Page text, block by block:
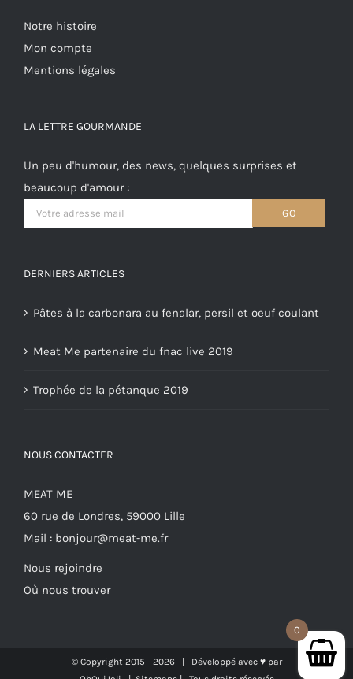
Notre histoire
Mon compte
Mentions légales
LA LETTRE GOURMANDE
Un peu d'humour, des news, quelques surprises et
beaucoup d'amour :
DERNIERS ARTICLES
Pâtes à la carbonara au fenalar, persil et oeuf coulant
Meat Me partenaire du fnac live 2019
Trophée de la pétanque 2019
NOUS CONTACTER
MEAT ME
60 rue de Londres, 59000 Lille
Mail : bonjour@meat-me.fr
Nous rejoindre
Où nous trouver
© Copyright 2015 - 2026 | Développé avec ♥ par
0